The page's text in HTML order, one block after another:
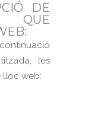
DE
QUE
les
lloc web: